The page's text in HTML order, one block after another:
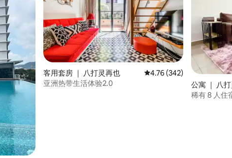
客用套房 ｜ 八打灵再也 平均评分 4.76 分（满分 5
4.76 (342)
亚洲热带生活体验2.0
公寓 ｜ 八
稀有 8 人住